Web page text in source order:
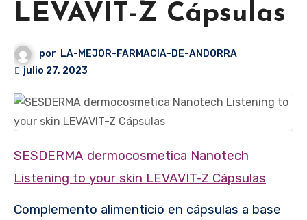
LEVAVIT-Z Cápsulas
por LA-MEJOR-FARMACIA-DE-ANDORRA
julio 27, 2023
SESDERMA dermocosmetica Nanotech
Listening to your skin LEVAVIT-Z Cápsulas
Complemento alimenticio en cápsulas a base